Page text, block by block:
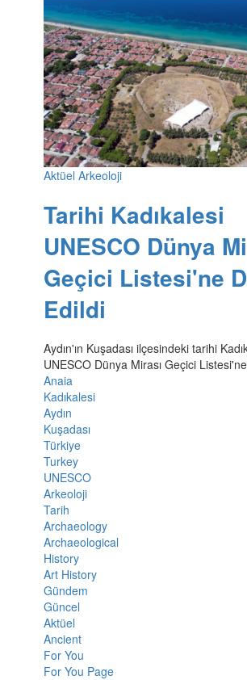
Aktüel Arkeoloji
Tarihi Kadıkalesi
UNESCO Dünya
Geçici Listesi'ne
Edildi
Aydın'ın Kuşadası ilçesindeki tarihi
UNESCO Dünya Mirası Geçici
Anaia
Kadıkalesi
Aydın
Kuşadası
Türkiye
Turkey
UNESCO
Arkeoloji
Tarih
Archaeology
Archaeological
History
Art History
Gündem
Güncel
Aktüel
Ancient
For You
For You Page